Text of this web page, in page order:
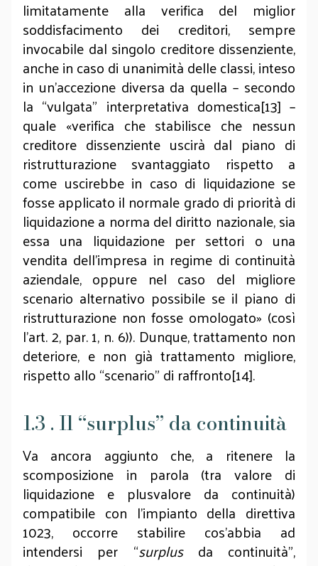
limitatamente alla verifica del miglior
soddisfacimento dei creditori, sempre
invocabile dal singolo creditore dissenziente,
anche in caso di unanimità delle classi, inteso
in un’accezione diversa da quella – secondo
la “vulgata” interpretativa domestica[13] –
quale «verifica che stabilisce che nessun
creditore dissenziente uscirà dal piano di
ristrutturazione svantaggiato rispetto a
come uscirebbe in caso di liquidazione se
fosse applicato il normale grado di priorità di
liquidazione a norma del diritto nazionale, sia
essa una liquidazione per settori o una
vendita dell’impresa in regime di continuità
aziendale, oppure nel caso del migliore
scenario alternativo possibile se il piano di
ristrutturazione non fosse omologato» (così
l’art. 2, par. 1, n. 6)). Dunque, trattamento non
deteriore, e non già trattamento migliore,
rispetto allo “scenario” di raffronto[14].
1.3 . Il “surplus” da continuità
Va ancora aggiunto che, a ritenere la
scomposizione in parola (tra valore di
liquidazione e plusvalore da continuità)
compatibile con l’impianto della direttiva
1023, occorre stabilire cos’abbia ad
intendersi per “surplusda continuità”,